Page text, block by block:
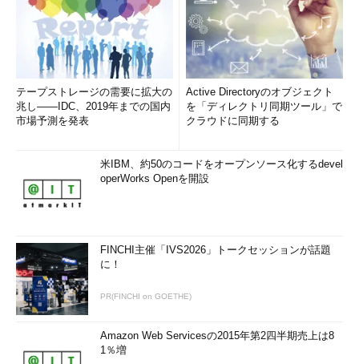
テープストレージの需要に拡大の
兆し――IDC、2019年までの国内
市場予測を発表
Active Directoryのオブジェクト
を「ディレクトリ同期ツール」で
クラウドに同期する
米IBM、約50のコードをオープンソース化するdevel
operWorks Openを開設
FINCHI主催「IVS2026」トークセッションが話題
に！
PR(FINCHI on GOETHE)
Amazon Web Servicesの2015年第2四半期売上は8
1％増